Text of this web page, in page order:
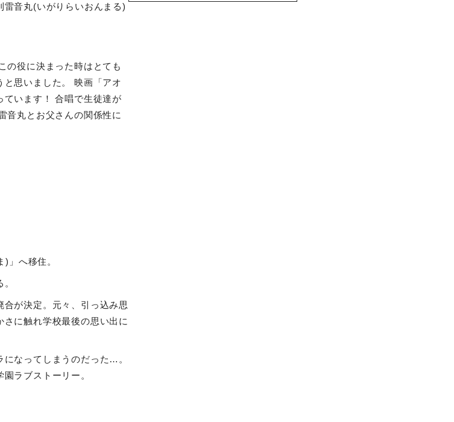
雷音丸(いがりらいおんまる)
の役に決まった時はとても
思いました。 映画「アオ
ています！ 合唱で生徒達が
音丸とお父さんの関係性に
) 」へ移住。
が決定。元々、引っ込み思
に触れ学校最後の思い出に
になってしまうのだった…。
ラブストーリー。